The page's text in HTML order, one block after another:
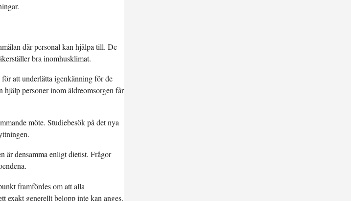
där personal kan hjälpa till. De
bra inomhusklimat.
att underlätta igenkänning för de
personer inom äldreomsorgen får
möte. Studiebesök på det nya
är densamma enligt dietist. Frågor
framfördes om att alla
exakt generellt belopp inte kan anges.